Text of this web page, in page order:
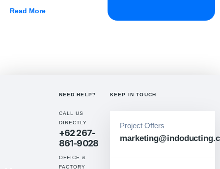
Read More
NEED HELP?
CALL US
DIRECTLY
+62 267-
861-9028
OFFICE &
FACTORY
KEEP IN TOUCH
Project Offers